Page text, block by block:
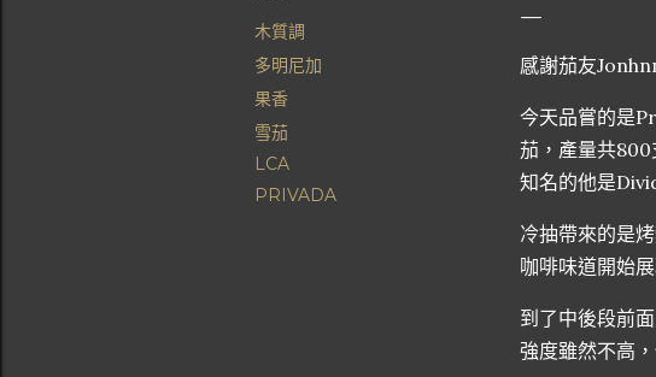
木質調
多明尼加
果香
雪茄
LCA
PRIVADA
感謝茄友
今天品嘗的是
茄，產量共
知名的他是
冷抽帶來的是
咖啡味道開始
到了中後段前
強度雖然不高